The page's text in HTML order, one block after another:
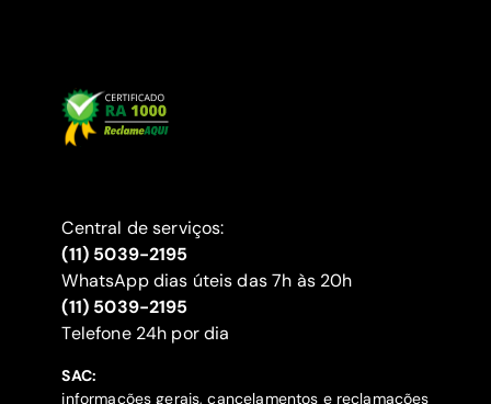
Central de serviços:
(11) 5039-2195
WhatsApp dias úteis das 7h às 20h
(11) 5039-2195
‍Telefone 24h por dia
SAC:
informações gerais, cancelamentos e reclamações